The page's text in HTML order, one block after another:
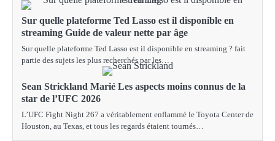
Sur quelle plateforme Ted Lasso est il disponible en
streaming Guide de valeur nette par âge
Sur quelle plateforme Ted Lasso est il disponible en streaming ? fait
partie des sujets les plus recherchés par les…
Sean Strickland Marié Les aspects moins connus de la
star de l’UFC 2026
L’UFC Fight Night 267 a véritablement enflammé le Toyota Center de
Houston, au Texas, et tous les regards étaient tournés…